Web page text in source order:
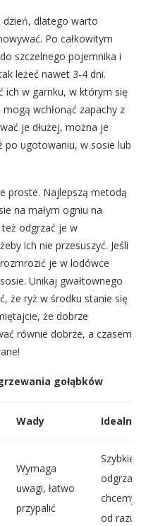
dzień, dlatego warto
Po całkowitym
szczelnego pojemnika i
leżeć nawet 3-4 dni.
ich w garnku, w którym się
wchłonąć zapachy z
je dłużej, można je
po ugotowaniu, w sosie lub
proste. Najlepszą metodą
na małym ogniu na
odgrzać je w
ich nie przesuszyć. Jeśli
je w lodówce
Unikaj gwałtownego
że ryż w środku stanie się
że dobrze
równie dobrze, a czasem
gołąbków
Wady Idealna
Wymaga
uwagi, łatwo
przypalić
Szybkie
chcemy
od razu